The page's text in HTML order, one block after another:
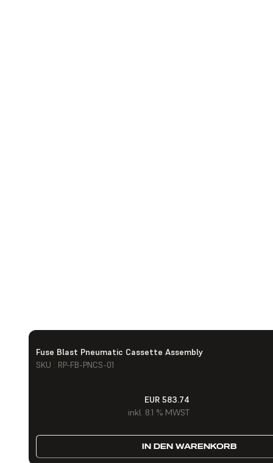
Fuse Blast Pneumatic Cassette Assembly
SKU : RP-FB-PNCS-01
EUR 583.74
inkl. 8.1 % MWST
IN DEN WARENKORB